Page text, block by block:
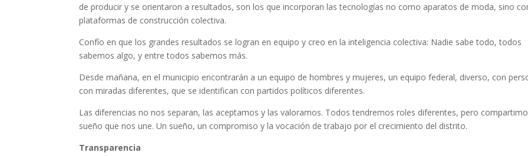
de producir y se orientaron a resultados, son los que incorporan las tecnologías no como aparatos de moda, sino
plataformas de construcción colectiva.
Confío en que los grandes resultados se logran en equipo y creo en la inteligencia colectiva: Nadie sabe todo, todos
sabemos algo, y entre todos sabemos más.
Desde mañana, en el municipio encontrarán a un equipo de hombres y mujeres, un equipo federal, diverso, con
con miradas diferentes, que se identifican con partidos políticos diferentes.
Las diferencias no nos separan, las aceptamos y las valoramos. Todos tendremos roles diferentes, pero
sueño que nos une. Un sueño, un compromiso y la vocación de trabajo por el crecimiento del distrito.
Transparencia